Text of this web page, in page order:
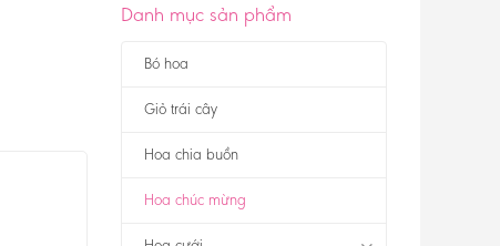
Danh mục sản phẩm
Bó hoa
Giỏ trái cây
Hoa chia buồn
Hoa chúc mừng